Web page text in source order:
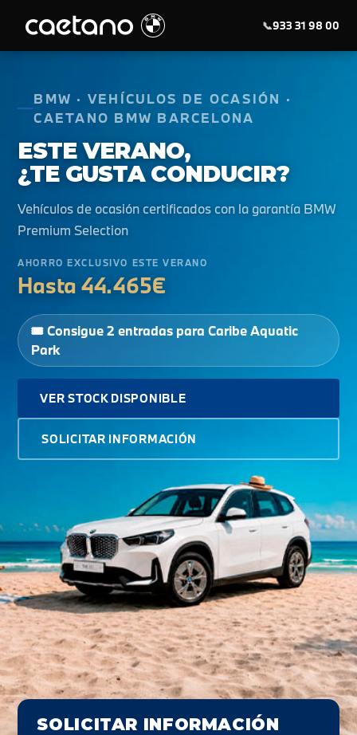
📞933 31 98 00
BMW · VEHÍCULOS DE OCASIÓN ·
CAETANO BMW BARCELONA
ESTE VERANO,
¿TE GUSTA CONDUCIR?
Vehículos de ocasión certificados con la garantía BMW
Premium Selection
AHORRO EXCLUSIVO ESTE VERANO
Hasta 44.465€
🎟️ Consigue 2 entradas para Caribe Aquatic
Park
VER STOCK DISPONIBLE
SOLICITAR INFORMACIÓN
SOLICITAR INFORMACIÓN